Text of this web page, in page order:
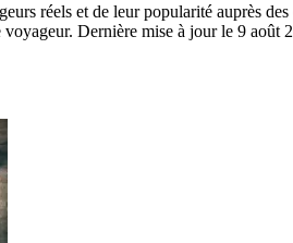
réels et de leur popularité auprès
Dernière mise à jour le 9 août